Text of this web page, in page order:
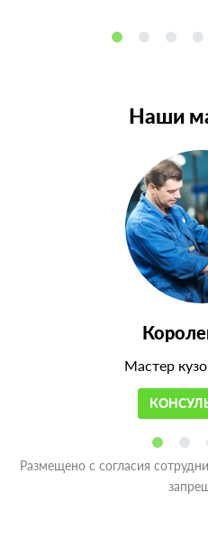
Наши
Мастер
Размещено с согласия